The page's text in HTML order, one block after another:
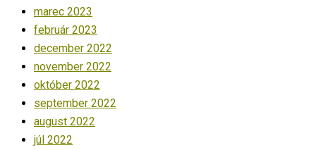
marec 2023
február 2023
december 2022
november 2022
október 2022
september 2022
august 2022
júl 2022